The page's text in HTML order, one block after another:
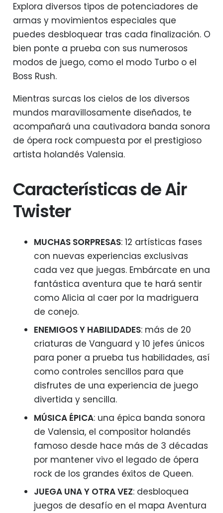
Explora diversos tipos de potenciadores de
armas y movimientos especiales que
puedes desbloquear tras cada finalización. O
bien ponte a prueba con sus numerosos
modos de juego, como el modo Turbo o el
Boss Rush.
Mientras surcas los cielos de los diversos
mundos maravillosamente diseñados, te
acompañará una cautivadora banda sonora
de ópera rock compuesta por el prestigioso
artista holandés Valensia.
Características de Air
Twister
MUCHAS SORPRESAS: 12 artísticas fases
con nuevas experiencias exclusivas
cada vez que juegas. Embárcate en una
fantástica aventura que te hará sentir
como Alicia al caer por la madriguera
de conejo.
ENEMIGOS Y HABILIDADES: más de 20
criaturas de Vanguard y 10 jefes únicos
para poner a prueba tus habilidades, así
como controles sencillos para que
disfrutes de una experiencia de juego
divertida y sencilla.
MÚSICA ÉPICA: una épica banda sonora
de Valensia, el compositor holandés
famoso desde hace más de 3 décadas
por mantener vivo el legado de ópera
rock de los grandes éxitos de Queen.
JUEGA UNA Y OTRA VEZ: desbloquea
juegos de desafío en el mapa Aventura